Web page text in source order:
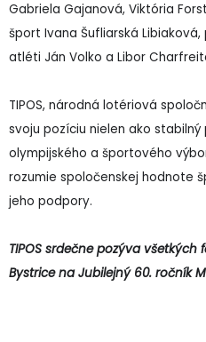
Gabriela Gajanová, Viktória
šport Ivana Šufliarská
atléti Ján Volko a Libor
TIPOS, národná lotériová
svoju pozíciu nielen ako
olympijského a športového
rozumie spoločenskej hodnote
jeho podpory.
TIPOS srdečne pozýva
Bystrice na Jubilejný 60. ročník